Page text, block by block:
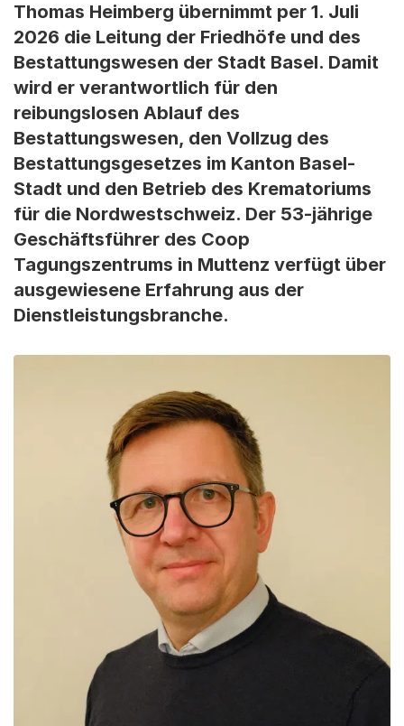
Thomas Heimberg übernimmt per 1. Juli
2026 die Leitung der Friedhöfe und des
Bestattungswesen der Stadt Basel. Damit
wird er verantwortlich für den
reibungslosen Ablauf des
Bestattungswesen, den Vollzug des
Bestattungsgesetzes im Kanton Basel-
Stadt und den Betrieb des Krematoriums
für die Nordwestschweiz. Der 53-jährige
Geschäftsführer des Coop
Tagungszentrums in Muttenz verfügt über
ausgewiesene Erfahrung aus der
Dienstleistungsbranche.